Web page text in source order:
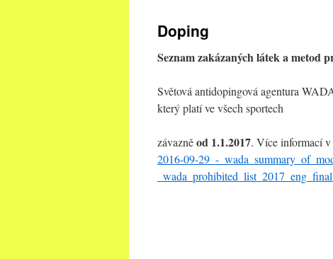
Doping
Seznam zakázaných látek a metod
Světová antidopingová agentura
který platí ve všech sportech
závazněod 1.1.2017. Více informací
2016-09-29_-